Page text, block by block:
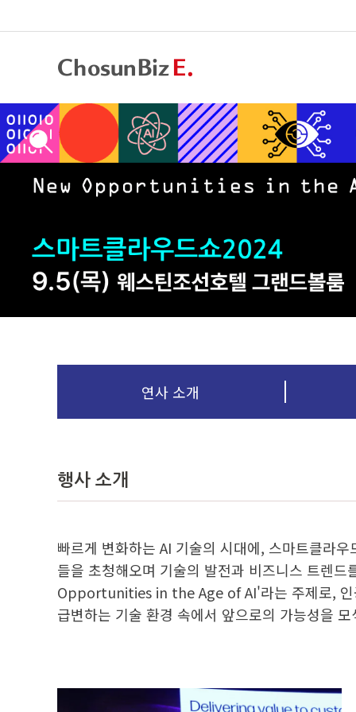
연사 소개
행사 소개
빠르게 변화하는 AI 기술의 시대에, 스마트클라
들을 초청해오며 기술의 발전과 비즈니스 트렌
Opportunities in the Age of AI'라는 주제로, 인
급변하는 기술 환경 속에서 앞으로의 가능성을